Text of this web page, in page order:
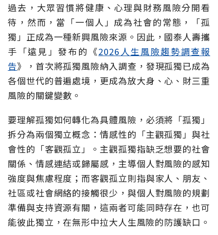
過去，大眾習慣將健康、心理與財務風險分開看
待，然而，當「一個人」成為社會的常態，「孤
獨」正成為一種新興風險來源。因此，國泰人壽攜
手「遠見」發布的《2026人生風險趨勢調查報
告》，首次將孤獨風險納入調查，發現孤獨已成為
各個世代的普遍處境，更成為放大身、心、財三重
風險的關鍵變數。
要理解孤獨如何轉化為具體風險，必須將「孤獨」
拆分為兩個獨立概念：情感性的「主觀孤獨」與社
會性的「客觀孤立」。主觀孤獨指缺乏想要的社會
關係、情感連結或歸屬感，主導個人對風險的感知
強度與焦慮程度；而客觀孤立則指與家人、朋友、
社區或社會網絡的接觸很少，與個人對風險的規劃
準備與支持資源有關，這兩者可能同時存在，也可
能彼此獨立，在無形中拉大人生風險的防護缺口。